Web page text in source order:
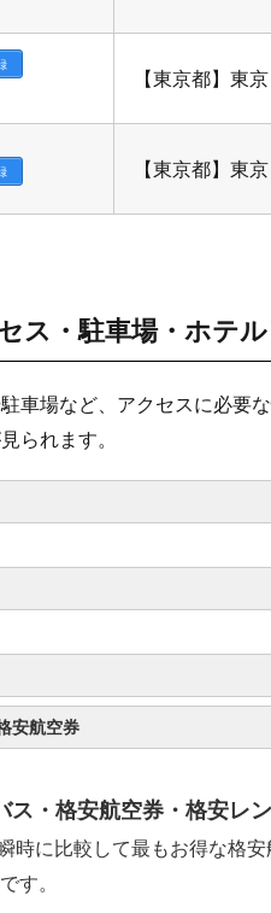
【東京都】東
【東京都】東
ス・駐車場・ホテル
車場など、アクセスに必要
られます。
駅
安航空券
ス・格安航空券・格安レ
時に比較して最もお得な格
す。